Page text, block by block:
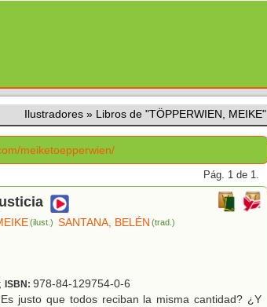
Ilustradores » Libros de "TÖPPERWIEN, MEIKE"
meiketoepperwien/
Pág. 1 de 1.
(ilust.) SANTANA, BELÉN (trad.)
ISBN: 978-84-129754-0-6
justo que todos reciban la misma cantidad? ¿Y